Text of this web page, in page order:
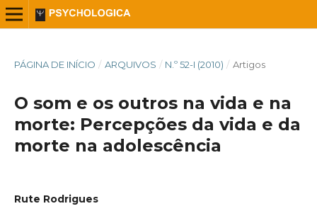
PÁGINA DE INÍCIO / ARQUIVOS / N.º 52-I (2010) / Artigos
O som e os outros na vida e na
morte: Percepções da vida e da
morte na adolescência
Rute Rodrigues